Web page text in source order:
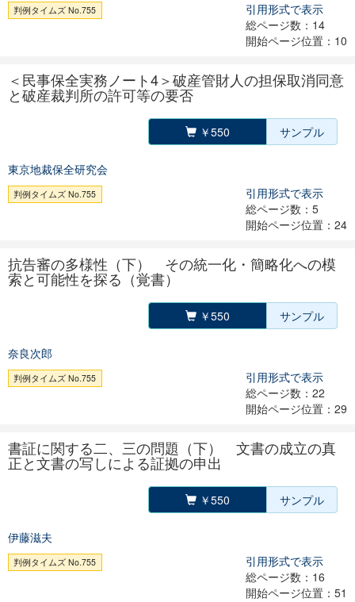
判例タイムズ No.755
引用形式で表示
総ページ数：14
開始ページ位置：10
＜民事保全実務ノート4＞破産管財人の担保取消同意
と破産裁判所の許可等の要否
￥550 サンプル
東京地裁保全研究会
判例タイムズ No.755
引用形式で表示
総ページ数：5
開始ページ位置：24
抗告審の多様性（下） その統一化・簡略化への模
索と可能性を探る（覚書）
￥550 サンプル
奈良次郎
判例タイムズ No.755
引用形式で表示
総ページ数：22
開始ページ位置：29
書証に関する二、三の問題（下） 文書の成立の真
正と文書の写しによる証拠の申出
￥550 サンプル
伊藤滋夫
判例タイムズ No.755
引用形式で表示
総ページ数：16
開始ページ位置：51